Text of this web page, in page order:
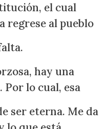
el cual
regrese al pueblo
hay una
lo cual, esa
ser eterna. Me da